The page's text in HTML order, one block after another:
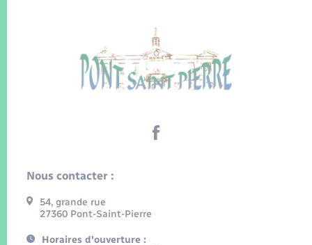
Nous contacter :
54, grande rue
27360 Pont-Saint-Pierre
Horaires d'ouverture :